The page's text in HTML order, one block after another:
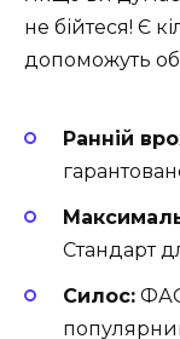
не бійтеся! Є
допоможуть
Ранній
Стандарт
Силос: